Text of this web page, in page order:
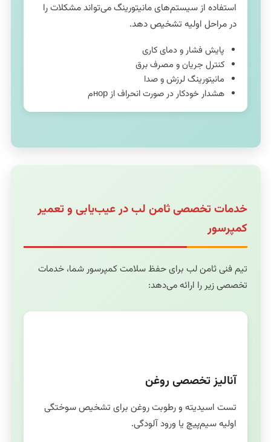
استفاده از سیستم‌های مانیتورینگ می‌تواند مشکلات را
در مراحل اولیه تشخیص دهد.
پایش فشار و دمای کاری
کنترل جریان و مصرف برق
مانیتورینگ لرزش و صدا
هشدار خودکار در صورت انحراف از норم
خدمات تخصصی ثامن لب در عیب‌یابی و تعمیر
کمپرسور
تیم فنی ثامن لب برای حفظ سلامت کمپرسور شما، خدمات
تخصصی زیر را ارائه می‌دهد:
آنالیز تخصصی روغن
تست اسیدیته و رطوبت روغن برای تشخیص سوختگی
اولیه سیم‌پیچ یا ورود آلودگی.